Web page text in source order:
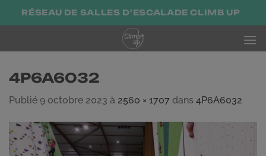
PasserRÉSEAU DE SALLES D'ESCALADE CLIMB UP
4P6A6032
Publié 9 octobre 2023 à 2560 × 1707 dans 4P6A6032